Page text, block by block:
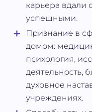
карьера вдали
успешными.
Признание в
домом:
психология,
деятельность,
духовное
учреждениях.